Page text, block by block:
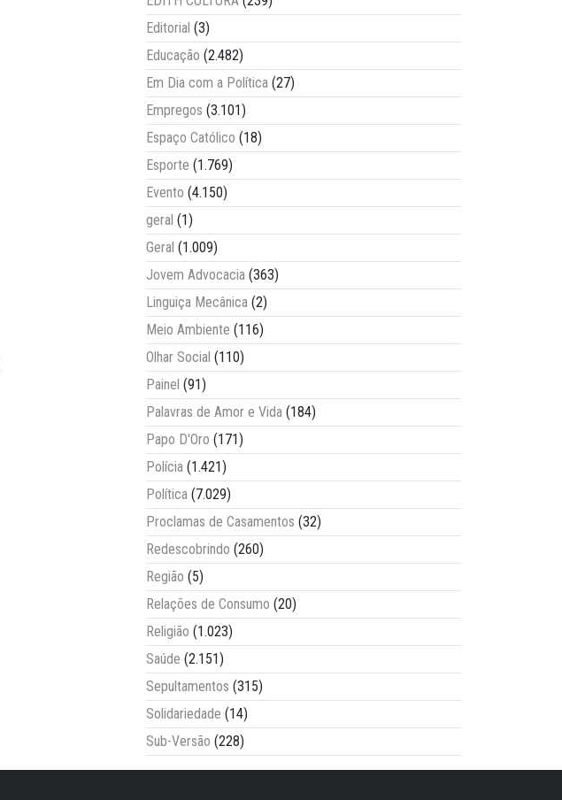
Editorial (3)
Educação (2.482)
Em Dia com a Política (27)
Empregos (3.101)
Espaço Católico (18)
Esporte (1.769)
Evento (4.150)
geral (1)
Geral (1.009)
Jovem Advocacia (363)
Linguiça Mecânica (2)
Meio Ambiente (116)
Olhar Social (110)
Painel (91)
Palavras de Amor e Vida (184)
Papo D'Oro (171)
Polícia (1.421)
Política (7.029)
Proclamas de Casamentos (32)
Redescobrindo (260)
Região (5)
Relações de Consumo (20)
Religião (1.023)
Saúde (2.151)
Sepultamentos (315)
Solidariedade (14)
Sub-Versão (228)